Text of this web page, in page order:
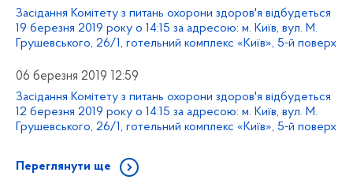
Засідання Комітету з питань охорони здоров'я відбудеться
19 березня 2019 року о 14:15 за адресою: м. Київ, вул. М.
Грушевського, 26/1, готельний комплекс «Київ», 5-й поверх
06 березня 2019 12:59
Засідання Комітету з питань охорони здоров'я відбудеться
12 березня 2019 року о 14:15 за адресою: м. Київ, вул. М.
Грушевського, 26/1, готельний комплекс «Київ», 5-й поверх
Переглянути ще